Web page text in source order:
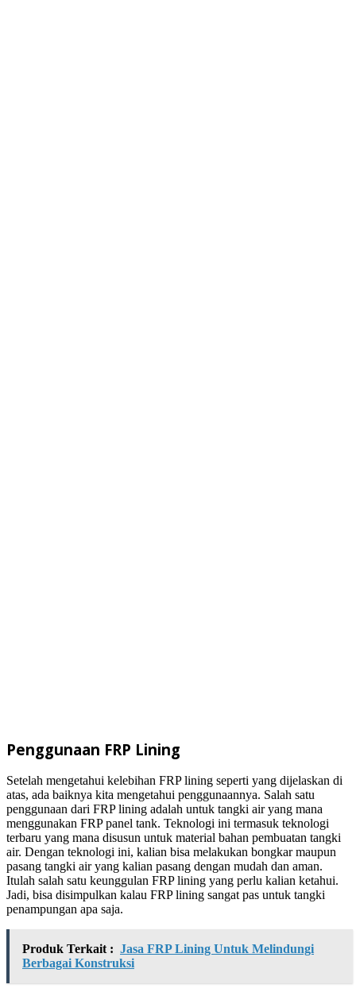
Penggunaan FRP Lining
Setelah mengetahui kelebihan FRP lining seperti yang dijelaskan di
atas, ada baiknya kita mengetahui penggunaannya. Salah satu
penggunaan dari FRP lining adalah untuk tangki air yang mana
menggunakan FRP panel tank. Teknologi ini termasuk teknologi
terbaru yang mana disusun untuk material bahan pembuatan tangki
air. Dengan teknologi ini, kalian bisa melakukan bongkar maupun
pasang tangki air yang kalian pasang dengan mudah dan aman.
Itulah salah satu keunggulan FRP lining yang perlu kalian ketahui.
Jadi, bisa disimpulkan kalau FRP lining sangat pas untuk tangki
penampungan apa saja.
Produk Terkait : Jasa FRP Lining Untuk Melindungi
Berbagai Konstruksi